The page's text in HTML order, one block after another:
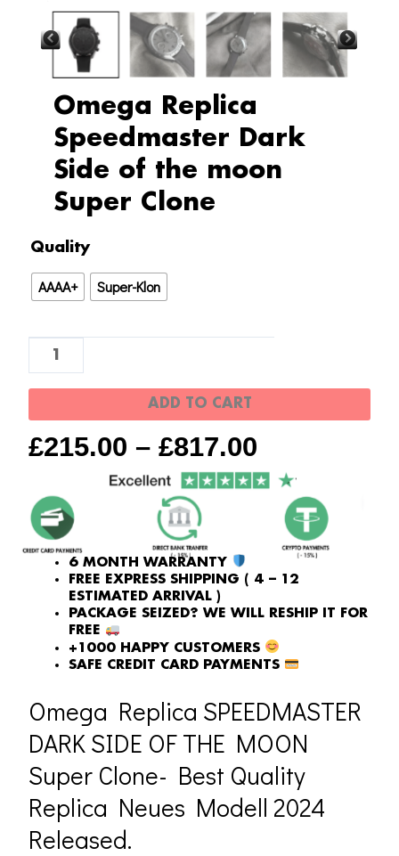
Omega Replica
Speedmaster Dark
Side of the moon
Super Clone
£215.00 – £817.00
Quality
AAAA+ Super-Klon
Omega
Speedmaster
Side
the
moon
Super
quantity
ADD TO CART
6 MONTH WARRANTY
FREE EXPRESS SHIPPING ( 4 – 12
ESTIMATED ARRIVAL )
PACKAGE SEIZED? WE WILL RESHIP IT FOR
FREE
+1000 HAPPY CUSTOMERS
SAFE CREDIT CARD PAYMENTS
Omega Replica SPEEDMASTER
DARK SIDE OF THE MOON
Super Clone- Best Quality
Replica Neues Modell 2024
Released.